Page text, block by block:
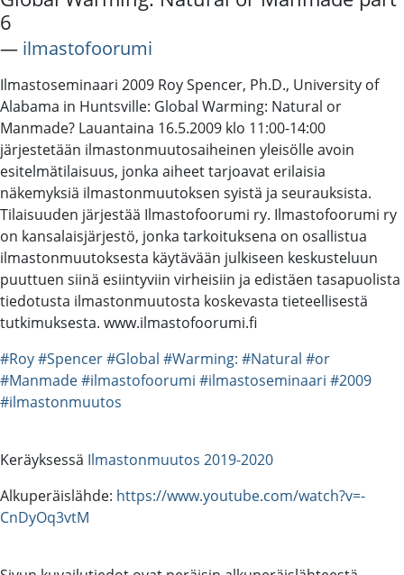
6
― ilmastofoorumi
Ilmastoseminaari 2009 Roy Spencer, Ph.D., University of
Alabama in Huntsville: Global Warming: Natural or
Manmade? Lauantaina 16.5.2009 klo 11:00-14:00
järjestetään ilmastonmuutosaiheinen yleisölle avoin
esitelmätilaisuus, jonka aiheet tarjoavat erilaisia
näkemyksiä ilmastonmuutoksen syistä ja seurauksista.
Tilaisuuden järjestää Ilmastofoorumi ry. Ilmastofoorumi ry
on kansalaisjärjestö, jonka tarkoituksena on osallistua
ilmastonmuutoksesta käytävään julkiseen keskusteluun
puuttuen siinä esiintyviin virheisiin ja edistäen tasapuolista
tiedotusta ilmastonmuutosta koskevasta tieteellisestä
tutkimuksesta. www.ilmastofoorumi.fi
#Roy#Spencer#Global #Warming: #Natural #or
#Manmade#ilmastofoorumi #ilmastoseminaari #2009
#ilmastonmuutos
Keräyksessä Ilmastonmuutos 2019-2020
Alkuperäislähde: https://www.youtube.com/watch?v=-
CnDyOq3vtM